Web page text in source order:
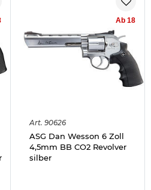
Ab 18
Art. 90626
ASG Dan Wesson 6 Zoll
4,5mm BB CO2 Revolver
silber